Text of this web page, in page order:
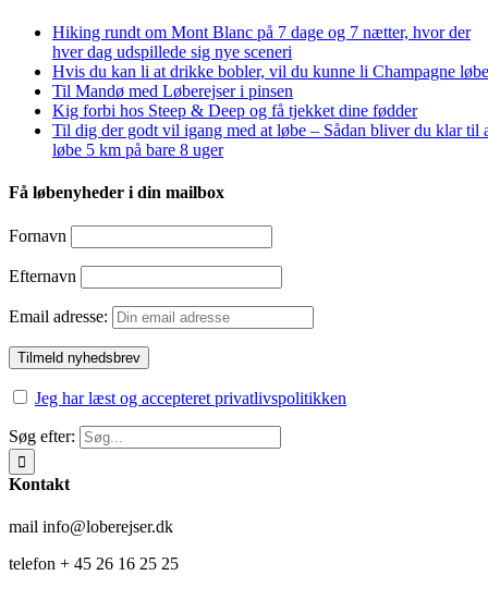
Hiking rundt om Mont Blanc på 7 dage og 7 nætter, hvor der
hver dag udspillede sig nye sceneri
Hvis du kan li at drikke bobler, vil du kunne li Champagne
Til Mandø med Løberejser i pinsen
Kig forbi hos Steep & Deep og få tjekket dine fødder
Til dig der godt vil igang med at løbe – Sådan bliver du klar til
løbe 5 km på bare 8 uger
Få løbenyheder i din mailbox
Fornavn
Efternavn
Email adresse:
Jeg har læst og accepteret privatlivspolitikken
Søg efter:
Kontakt
mail info@loberejser.dk
telefon + 45 26 16 25 25